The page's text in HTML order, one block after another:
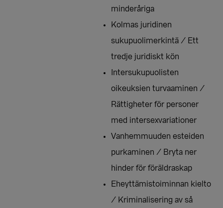
minderåriga
Kolmas juridinen
sukupuolimerkintä / Ett
tredje juridiskt kön
Intersukupuolisten
oikeuksien turvaaminen /
Rättigheter för personer
med intersexvariationer
Vanhemmuuden esteiden
purkaminen / Bryta ner
hinder för föräldraskap
Eheyttämistoiminnan kielto
/ Kriminalisering av så